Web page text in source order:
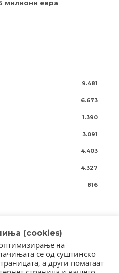
милиони евра
9.481
6.673
1.390
3.091
4.403
4.327
816
(cookies)
на
се од суштинско
а други помагаат